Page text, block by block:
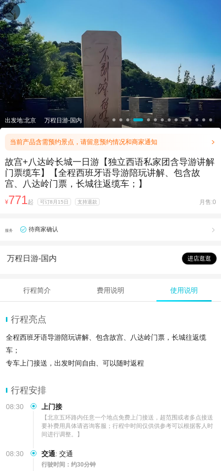
出发地:北京 万程日游-国内
当前产品含需预约景点，请留意预约情况和商家通知 
故宫+八达岭长城一日游【独立西语私家团含导游讲解
门票缆车】【全程西班牙语导游陪玩讲解、包含故
宫、八达岭门票，长城往返缆车；】
¥771起 可订8月15日 支持退款 月售:0
服务 待商家确认 
万程日游-国内 进店逛逛
行程简介 费用说明 使用说明
行程亮点
全程西班牙语导游陪玩讲解、包含故宫、八达岭门票，长城往返缆
车；
专车上门接送，出发时间自由、可以随时返程
清皇家宫殿，展现了中国古代建筑艺术的瑰
行程安排
08:30 上门接
【北京五环路内任意一个地点免费上门接送，超范围或者多点接送
要补费用具体请咨询客服；行程中时间仅供供参考可以根据客人时
间进行调整。】
08:30 交通: 交通
行驶时间：约30分钟
